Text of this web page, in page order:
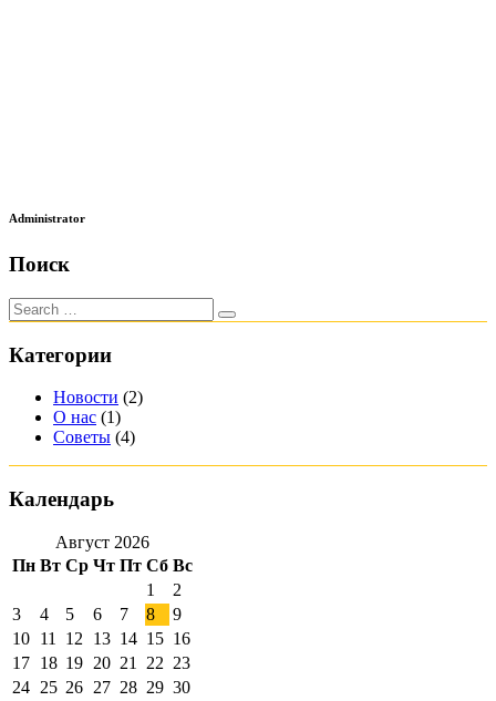
Administrator
Поиск
Категории
Новости (2)
О нас (1)
Советы (4)
Календарь
Август 2026
Пн Вт Ср Чт Пт Сб Вс
1
2
3
4 5 6 7 8
9
10 11 12 13 14 15 16
17 18 19 20 21 22 23
24 25 26 27 28 29 30